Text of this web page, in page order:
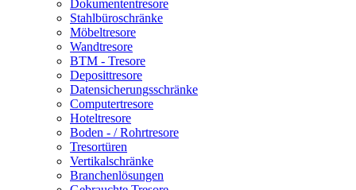
Dokumententresore
Stahlbüroschränke
Möbeltresore
Wandtresore
BTM - Tresore
Deposittresore
Datensicherungsschränke
Computertresore
Hoteltresore
Boden - / Rohrtresore
Tresortüren
Vertikalschränke
Branchenlösungen